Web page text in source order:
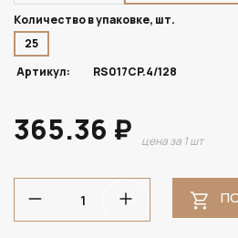
Количество в упаковке, шт.
25
Артикул:
RS017CP.4/128
365.36 ₽ цена за 1 шт